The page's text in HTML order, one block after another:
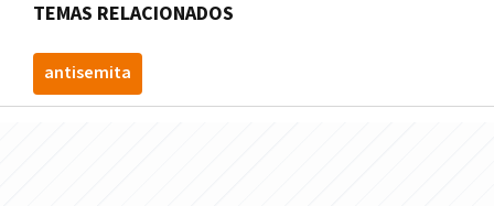
TEMAS RELACIONADOS
antisemita